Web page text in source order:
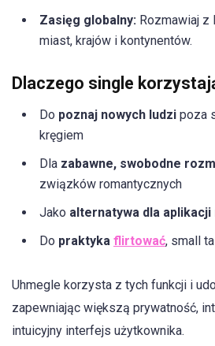
Zasięg globalny: Rozmawiaj z
miast, krajów i kontynentów.
Dlaczego single
Do poznaj nowych ludzi poza
kręgiem
Dla zabawne, swobodne
związków romantycznych
Jako alternatywa dla
Do praktyka flirtować, small
Uhmegle korzysta z tych funkcji i
zapewniając większą prywatność,
intuicyjny interfejs użytkownika.